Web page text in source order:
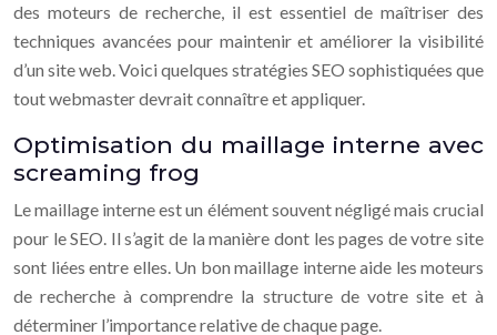
des moteurs de recherche, il est essentiel de maîtriser des
techniques avancées pour maintenir et améliorer la visibilité
d’un site web. Voici quelques stratégies SEO sophistiquées que
tout webmaster devrait connaître et appliquer.
Optimisation du maillage interne avec
screaming frog
Le maillage interne est un élément souvent négligé mais crucial
pour le SEO. Il s’agit de la manière dont les pages de votre site
sont liées entre elles. Un bon maillage interne aide les moteurs
de recherche à comprendre la structure de votre site et à
déterminer l’importance relative de chaque page.